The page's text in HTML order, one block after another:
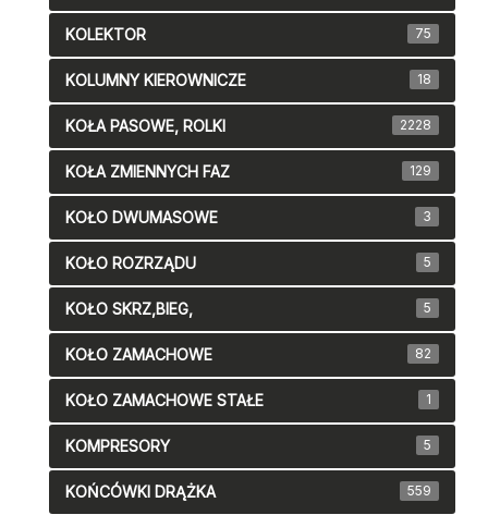
KOLEKTOR 75
KOLUMNY KIEROWNICZE 18
KOŁA PASOWE, ROLKI 2228
KOŁA ZMIENNYCH FAZ 129
KOŁO DWUMASOWE 3
KOŁO ROZRZĄDU 5
KOŁO SKRZ,BIEG, 5
KOŁO ZAMACHOWE 82
KOŁO ZAMACHOWE STAŁE 1
KOMPRESORY 5
KOŃCÓWKI DRĄŻKA 559